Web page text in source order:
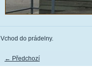
Vchod do prádelny.
← Předchozí